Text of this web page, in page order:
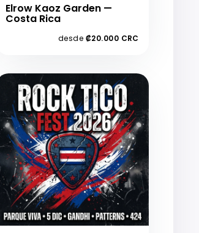
Elrow Kaoz Garden —
Costa Rica
desde ₡20.000 CRC